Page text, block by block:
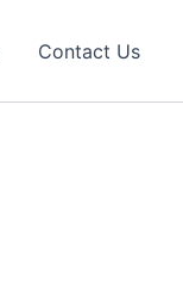
Contact Us